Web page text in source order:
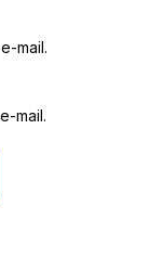
mail.
mail.